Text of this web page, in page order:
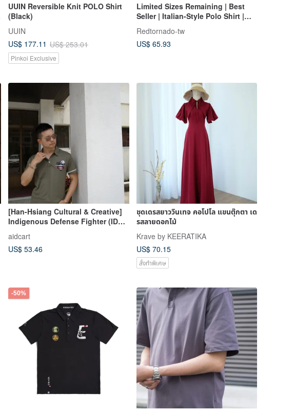
UUIN Reversible Knit POLO Shirt
(Black)
UUIN
US$ 177.11 US$ 253.01
Pinkoi Exclusive
Limited Sizes Remaining | Best
Seller | Italian-Style Polo Shirt |
Stitched Polo Shirt
Redtornado-tw
US$ 65.93
[Han-Hsiang Cultural & Creative]
Indigenous Defense Fighter (IDF)
Forest Green Functional Polo
Shirt
aidcart
US$ 53.46
ชุดเดรสยาววินเทจ คอโปโล แขนตุ๊กตา เด
รสลายดอกไม้
Krave by KEERATIKA
US$ 70.15
สั่งทำพิเศษ
-50%